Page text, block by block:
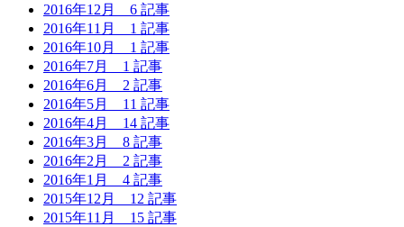
2016年12月 6 記事
2016年11月 1 記事
2016年10月 1 記事
2016年7月 1 記事
2016年6月 2 記事
2016年5月 11 記事
2016年4月 14 記事
2016年3月 8 記事
2016年2月 2 記事
2016年1月 4 記事
2015年12月 12 記事
2015年11月 15 記事